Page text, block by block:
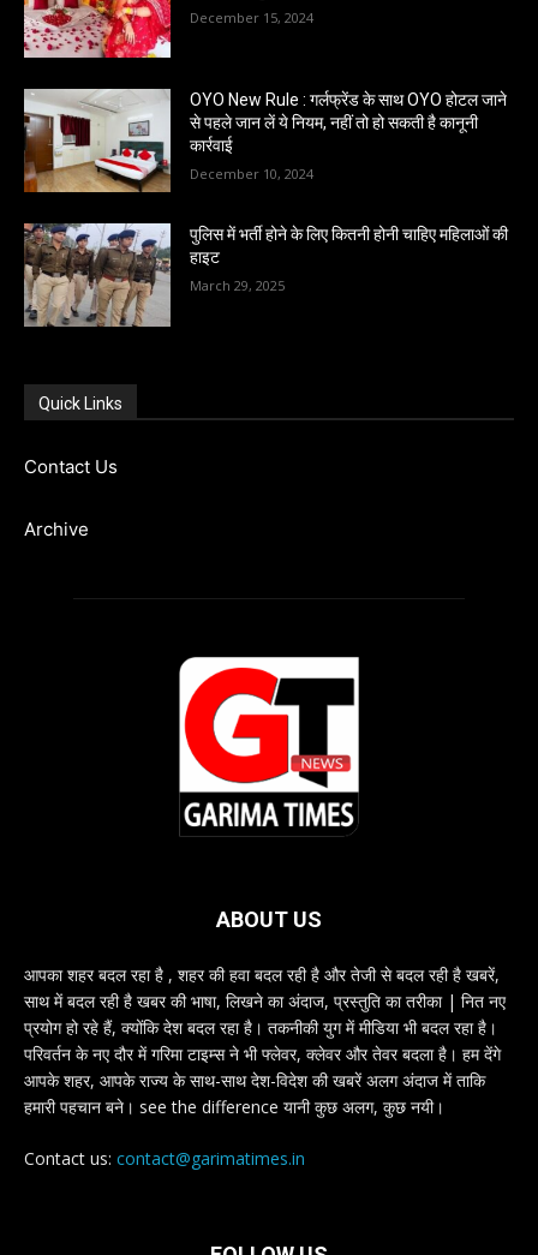
December 15, 2024
OYO New Rule : गर्लफ्रेंड के साथ OYO होटल जाने
से पहले जान लें ये नियम, नहीं तो हो सकती है कानूनी
कार्रवाई
December 10, 2024
पुलिस में भर्ती होने के लिए कितनी होनी चाहिए महिलाओं की
हाइट
March 29, 2025
Quick Links
Contact Us
Archive
ABOUT US
आपका शहर बदल रहा है , शहर की हवा बदल रही है और तेजी से बदल रही है खबरें,
साथ में बदल रही है खबर की भाषा, लिखने का अंदाज, प्रस्तुति का तरीका | नित नए
प्रयोग हो रहे हैं, क्योंकि देश बदल रहा है। तकनीकी युग में मीडिया भी बदल रहा है।
परिवर्तन के नए दौर में गरिमा टाइम्स ने भी फ्लेवर, क्लेवर और तेवर बदला है। हम देंगे
आपके शहर, आपके राज्य के साथ-साथ देश-विदेश की खबरें अलग अंदाज में ताकि
हमारी पहचान बने। see the difference यानी कुछ अलग, कुछ नयी।
Contact us: contact@garimatimes.in